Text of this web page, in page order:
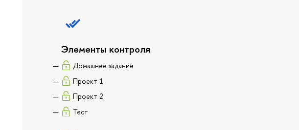
Элементы контроля
Домашнее задание
Проект 1
Проект 2
Тест